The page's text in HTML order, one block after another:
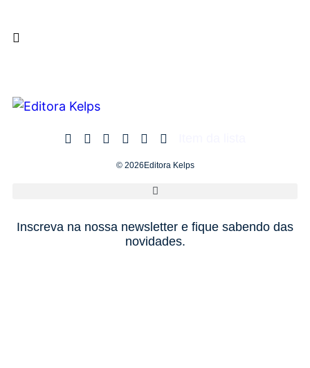
© 2026Editora Kelps
Inscreva na nossa newsletter e fique sabendo das
novidades.